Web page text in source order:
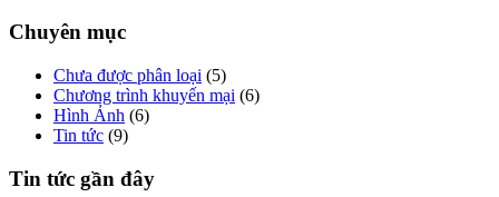
Chuyên mục
Chưa được phân loại (5)
Chương trình khuyến mại (6)
Hình Ảnh (6)
Tin tức (9)
Tin tức gần đây